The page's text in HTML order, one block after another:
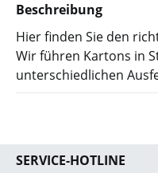
Beschreibung
Hier finden Sie den
Wir führen Kartons in
unterschiedlichen
SERVICE-HOTLINE